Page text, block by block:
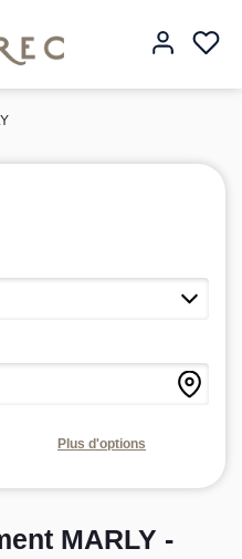
Plus d'options
MARLY -